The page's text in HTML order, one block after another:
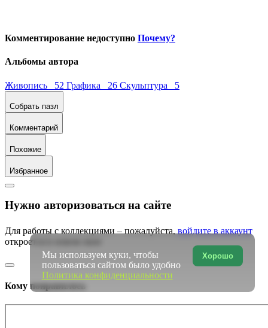
Комментирование недоступно Почему?
Альбомы автора
Живопись 52 Графика 26 Скульптура 5
Собрать пазл
Комментарий
Похожие
Избранное
Нужно авторизоваться на сайте
Для работы с коллекциями – пожалуйста,войдите в аккаунт
откроется в новом окне
Кому понравилось
Хорошо
Мы используем куки, чтобы
пользоваться сайтом было удобно
Политика конфиденциальности